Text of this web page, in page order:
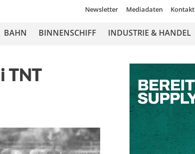
Newsletter Mediadaten Kontakt
BAHN BINNENSCHIFF INDUSTRIE & HANDEL
TNT